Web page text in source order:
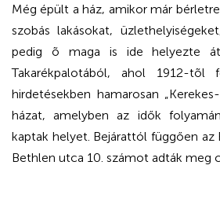
Még épült a ház, amikor már
szobás lakásokat,
pedig õ maga is ide helyezte
Takarékpalotából, ahol 1912-tõl
hirdetésekben hamarosan
házat, amelyben az idők
kaptak helyet. Bejárattól függően az
Bethlen utca 10. számot adták meg